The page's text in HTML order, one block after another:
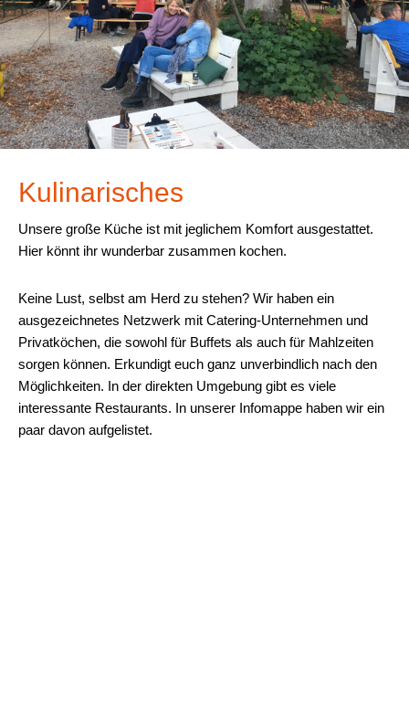
Kulinarisches
Unsere große Küche ist mit jeglichem Komfort ausgestattet.
Hier könnt ihr wunderbar zusammen kochen.
Keine Lust, selbst am Herd zu stehen? Wir haben ein
ausgezeichnetes Netzwerk mit Catering-Unternehmen und
Privatköchen, die sowohl für Buffets als auch für Mahlzeiten
sorgen können. Erkundigt euch ganz unverbindlich nach den
Möglichkeiten. In der direkten Umgebung gibt es viele
interessante Restaurants. In unserer Infomappe haben wir ein
paar davon aufgelistet.